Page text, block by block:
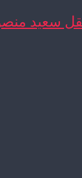
سعيد